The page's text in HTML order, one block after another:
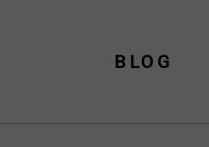
BLOG